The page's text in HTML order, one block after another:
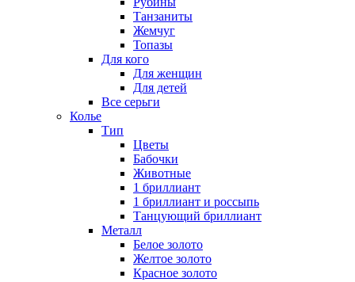
Танзаниты
Жемчуг
Топазы
Для кого
Для женщин
Для детей
Все серьги
Колье
Тип
Цветы
Бабочки
Животные
1 бриллиант
1 бриллиант и россыпь
Танцующий бриллиант
Металл
Белое золото
Желтое золото
Красное золото